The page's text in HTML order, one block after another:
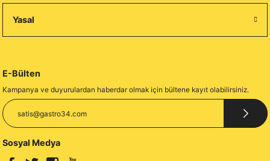
Yasal
E-Bülten
Kampanya ve duyurulardan haberdar olmak için bültene kayıt olabilirsiniz.
Sosyal Medya